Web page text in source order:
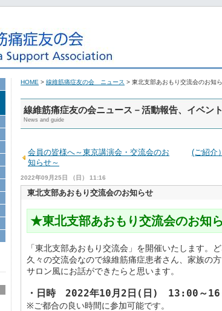
HOME > 線維筋痛症友の会 ニュース > 東北支部あおもり交流会のお知
線維筋痛症友の会ニュース－活動報告、イベン
News and guide
会員の皆様へ～東京講演会・交流会のお
知らせ～
(ご紹介
2022年09月25日 （日） 11:16
東北支部あおもり交流会のお知らせ
★東北支部あおもり交流会のお知
「東北支部あおもり交流会」を開催いたします。
久々の交流会なので線維筋痛症患者さん、家族の
サロン風にお話ができたらと思います。
・日時　2022年10月2日(日)　13:00～